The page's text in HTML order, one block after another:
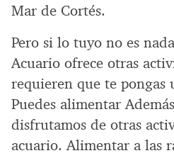
Mar de Cortés.
Pero si lo tuyo no es
Acuario ofrece otras
requieren que te pongas
Puedes alimentar
disfrutamos de otras
acuario. Alimentar a las